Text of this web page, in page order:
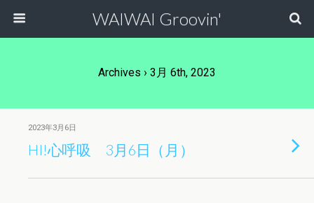
WAIWAI Groovin'
Archives › 3月 6th, 2023
2023年3月6日
HI!心呼吸 3月6日（月）